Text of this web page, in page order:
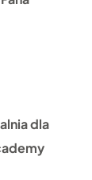
dla